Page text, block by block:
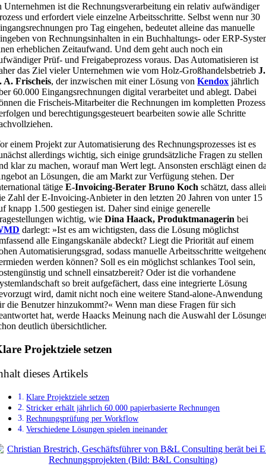
Unternehmen ist die Rechnungsverarbeitung ein relativ aufwändiger
und erfordert viele einzelne Arbeitsschritte. Selbst wenn nur 30
pro Tag eingehen, bedeutet alleine das manuelle
von Rechnungsinhalten in ein Buchhaltungs- oder ERP-
erheblichen Zeitaufwand. Und dem geht auch noch ein
Prüf- und Freigabeprozess voraus. Das Automatisieren ist
das Ziel vieler Unternehmen wie vom Holz-GroßhandelsbetriebJ.
A. Frischeis, der inzwischen mit einer Lösung vonKendox jährlich
60.000 Eingangsrechnungen digital verarbeitet und ablegt. Dabei
die Frischeis-Mitarbeiter die Rechnungen im kompletten Prozess
und berechtigungsgesteuert bearbeiten sowie alle Schritte
einem Projekt zur Automatisierung des Rechnungsprozesses ist es
allerdings wichtig, sich einige grundsätzliche Fragen zu stellen
klar zu machen, worauf man Wert legt. Ansonsten erschlägt einen
an Lösungen, die am Markt zur Verfügung stehen. Der
tätigeE-Invoicing-Berater Bruno Koch schätzt, dass
Zahl der E-Invoicing-Anbieter in den letzten 20 Jahren von unter 15
knapp 1.500 gestiegen ist. Daher sind einige generelle
wichtig, wieDina Haack, Produktmanagerin bei
darlegt: »Ist es am wichtigsten, dass die Lösung möglichst
alle Eingangskanäle abdeckt? Liegt die Priorität auf einem
Automatisierungsgrad, sodass manuelle Arbeitsschritte
werden können? Soll es ein möglichst schlankes Tool sein,
und schnell einsatzbereit? Oder ist die vorhandene
so breit aufgefächert, dass eine integrierte Lösung
wird, damit nicht noch eine weitere Stand-alone-Anwendung
die Benutzer hinzukommt?« Wenn man diese Fragen für sich
hat, werde Haacks Meinung nach die Auswahl der
deutlich übersichtlicher.
Projektziele setzen
dieses Artikels
Klare Projektziele setzen
Stricker erhält jährlich 60.000 papierbasierte Rechnungen
Rechnungsprüfung per Workflow
Verschiedene Lösungen spielen ineinander